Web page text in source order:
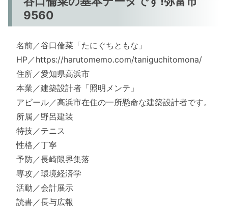
9560
名前／谷口倫菜「たにぐちともな」
HP／https://harutomemo.com/taniguchitomona/
住所／愛知県高浜市
本業／建築設計者「照明メンテ」
アピール／高浜市在住の一所懸命な建築設計者です。
所属／野呂建装
特技／テニス
性格／丁寧
予防／長崎限界集落
専攻／環境経済学
活動／会計展示
読書／長与広報